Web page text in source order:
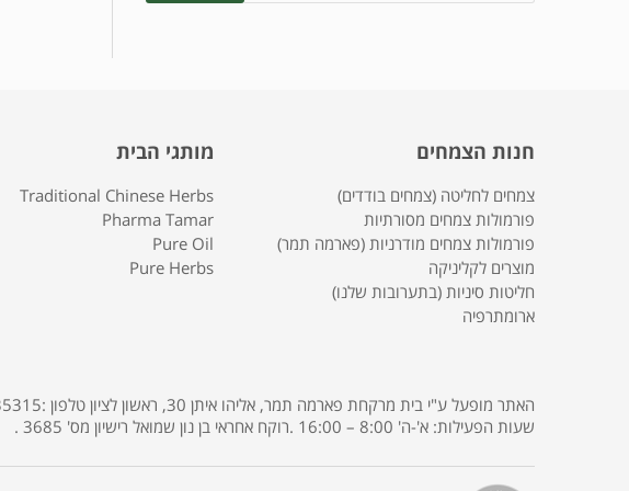
חנות הצמחים
צמחים לחליטה (צמחים בודדים)
פורמולות צמחים מסורתיות
פורמולות צמחים מודרניות (פארמה תמר)
מוצרים לקליניקה
חליטות סיניות (בתערובות שלנו)
ארומתרפיה
מותגי הבית
Traditional Chinese Herbs
Pharma Tamar
Pure Oil
Pure Herbs
שעות הפעילות: א'-ה' 8:00 – 16:00 .רוקח אחראי בן נון שמואל רישיון מס' 3685 .